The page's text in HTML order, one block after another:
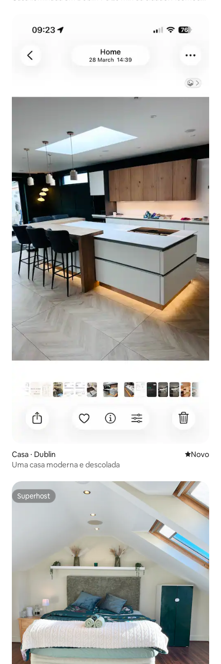
Casa ⋅ Dublin Novo
Novo
Uma casa moderna e descolada
Superhost
Superhost